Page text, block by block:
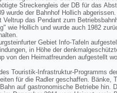
Streckengleis der DB für das
wurde der Bahnhof Hollich abgerissen.
das Pendant zum
wie Hollich und wurde auch 1982
Gebiet Info-Tafeln
in Höhe der
von den Heimatfreunden aufgestellt
Touristik-Infrastruktur-Programms
für die Radler geschaffen. Bänke,
auf gastronomische Betriebe hin.